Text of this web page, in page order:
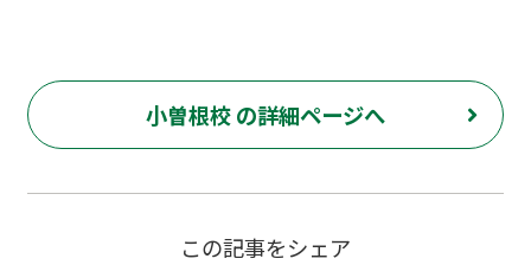
小曽根校 の詳細ページへ
この記事をシェア